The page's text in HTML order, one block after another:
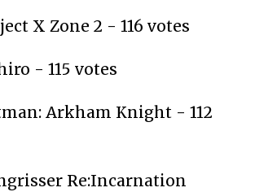
X Zone 2 - 116 votes
- 115 votes
Arkham Knight - 112
Re:Incarnation